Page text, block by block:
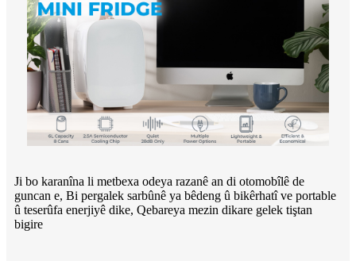
Ji bo karanîna li metbexa odeya razanê an di otomobîlê de
guncan e, Bi pergalek sarbûnê ya bêdeng û bikêrhatî ve portable
û teserûfa enerjiyê dike, Qebareya mezin dikare gelek tiştan
bigire